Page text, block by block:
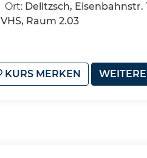
Ort: Delitzsch, Eisenbahnstr.
VHS, Raum 2.03
KURS MERKEN